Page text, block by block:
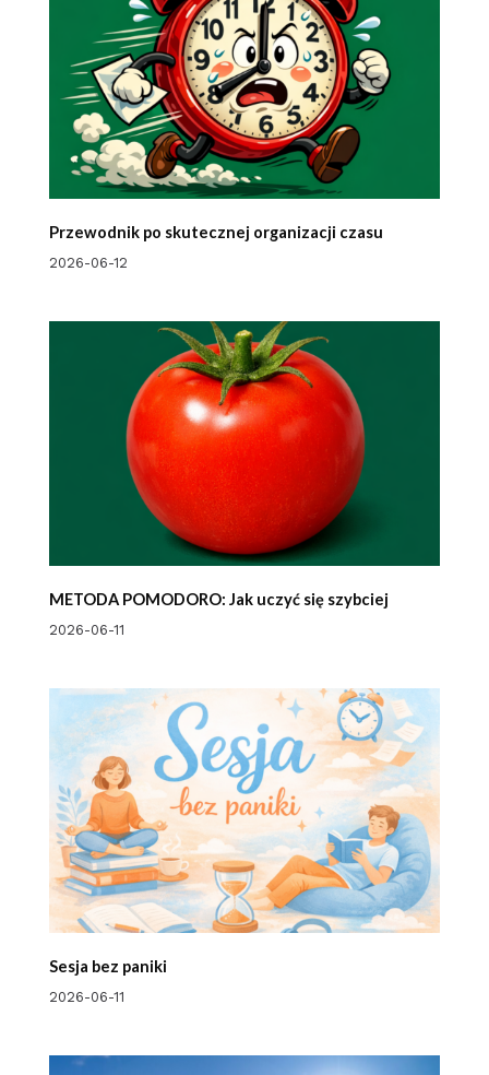
Przewodnik po skutecznej organizacji czasu
2026-06-12
METODA POMODORO: Jak uczyć się szybciej
2026-06-11
Sesja bez paniki
2026-06-11